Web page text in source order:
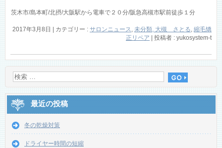
茨木市/島本町/北摂/大阪駅から電車で２０分/阪急高槻市駅前徒歩１分
2017年3月8日 カテゴリー : サロンニュース, 未分類, 大槻 さとる, 縮毛矯
正リペア
投稿者 : yukosystem-t
最近の投稿
冬の乾燥対策
ドライヤー時間の短縮